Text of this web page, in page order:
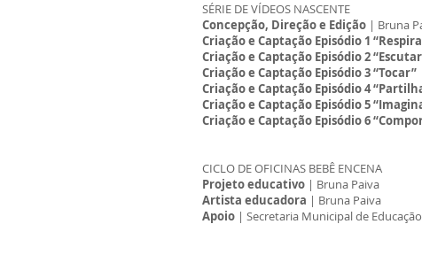
SÉRIE DE VÍDEOS NASCENTE
Concepção, Direção e Edição | Bruna
Criação e Captação Episódio 1
Criação e Captação Episódio 2
Criação e Captação Episódio 3 “Tocar”
Criação e Captação Episódio 4
Criação e Captação Episódio 5
Criação e Captação Episódio 6
CICLO DE OFICINAS BEBÊ ENCENA
Projeto educativo | Bruna Paiva
Artista educadora | Bruna Paiva
Apoio | Secretaria Municipal de